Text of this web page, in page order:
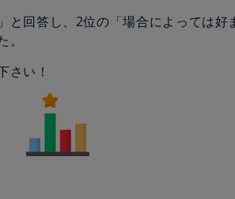
と回答し、2位の「場合によっては好
さい！